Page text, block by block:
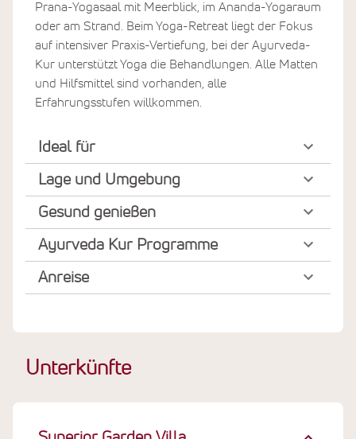
Prana-Yogasaal mit Meerblick, im Ananda-Yogaraum
oder am Strand. Beim Yoga-Retreat liegt der Fokus
auf intensiver Praxis-Vertiefung, bei der Ayurveda-
Kur unterstützt Yoga die Behandlungen. Alle Matten
und Hilfsmittel sind vorhanden, alle
Erfahrungsstufen willkommen.
Ideal für
Lage und Umgebung
Gesund genießen
Ayurveda Kur Programme
Anreise
Unterkünfte